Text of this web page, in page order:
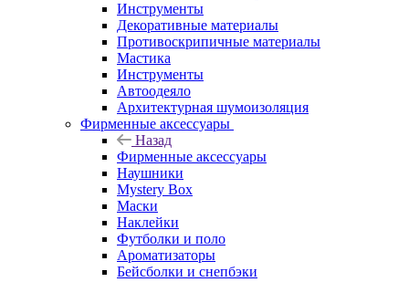
Инструменты
Декоративные материалы
Противоскрипичные материалы
Мастика
Инструменты
Автоодеяло
Архитектурная шумоизоляция
Фирменные аксессуары
Назад
Фирменные аксессуары
Наушники
Mystery Box
Маски
Наклейки
Футболки и поло
Ароматизаторы
Бейсболки и снепбэки